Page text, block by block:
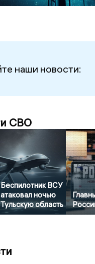
наши новости:
СВО
Беспилотник ВСУ
атаковал ночью
Тульскую область